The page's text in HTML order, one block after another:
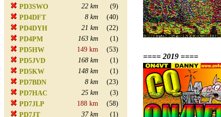
PD3SWO 22 km
(9)
PD4DFT
8 km
(40)
PD4DYH
21 km
(22)
PD4PM
163 km
(1)
PD5HW
149 km
(53)
PD5JVD
168 km
(1)
PD5KW
148 km
(1)
PD7BDN
8 km
(23)
PD7HAC
25 km
(3)
PD7JLP
188 km
(58)
PD7JT
37 km
(1)
==== 2019 ====